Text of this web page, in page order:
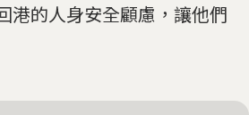
港的人身安全顧慮，讓他們